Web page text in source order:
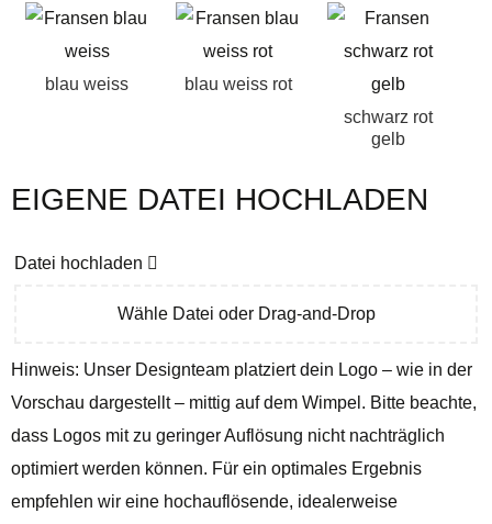
blau weiss
blau weiss rot
schwarz rot
gelb
EIGENE DATEI HOCHLADEN
Datei hochladen
Wähle Datei oder Drag-and-Drop
Hinweis: Unser Designteam platziert dein Logo – wie in der
Vorschau dargestellt – mittig auf dem Wimpel. Bitte beachte,
dass Logos mit zu geringer Auflösung nicht nachträglich
optimiert werden können. Für ein optimales Ergebnis
empfehlen wir eine hochauflösende, idealerweise